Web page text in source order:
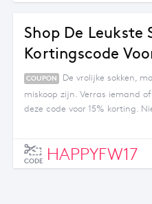
Shop De Leukste
Kortingscode
COUPON
De vrolijke sokken,
miskoop zijn. Verras iemand
deze code voor 15% korting.
CODE HAPPYFW17